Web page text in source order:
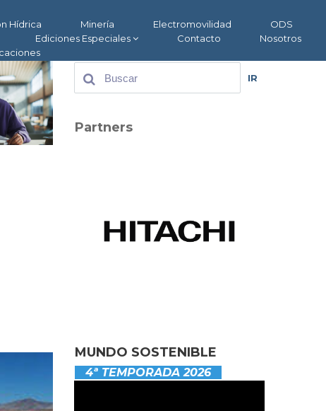
Hídrica Minería Electromovilidad
ODS
Ediciones Especiales Contacto
Nosotros
IR
Partners
MUNDO SOSTENIBLE
4ª TEMPORADA 2026